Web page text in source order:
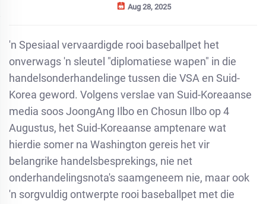
Aug 28, 2025
'n Spesiaal vervaardigde rooi baseballpet het
onverwags 'n sleutel "diplomatiese wapen" in die
handelsonderhandelinge tussen die VSA en Suid-
Korea geword. Volgens verslae van Suid-Koreaanse
media soos JoongAng Ilbo en Chosun Ilbo op 4
Augustus, het Suid-Koreaanse amptenare wat
hierdie somer na Washington gereis het vir
belangrike handelsbesprekings, nie net
onderhandelingsnota's saamgeneem nie, maar ook
'n sorgvuldig ontwerpte rooi baseballpet met die